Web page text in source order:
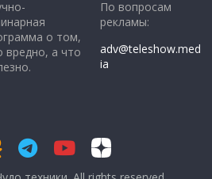
о том,
вредно, а что
По вопросам
рекламы:
adv@teleshow.med
ia